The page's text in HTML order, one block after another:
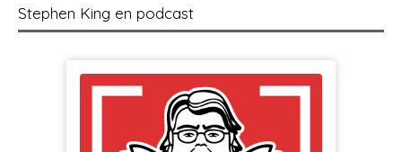
Stephen King en podcast